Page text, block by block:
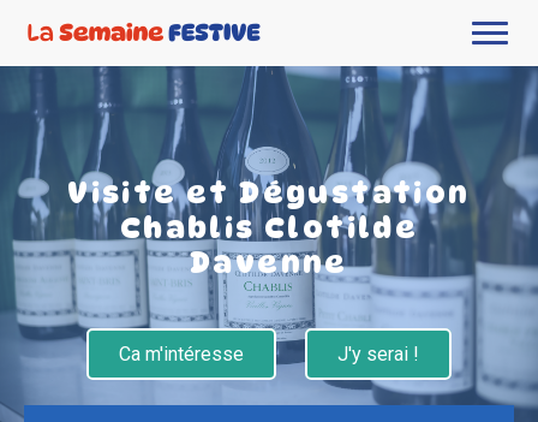
Visite et Dégustation
Chablis Clotilde
Davenne
Ca m'intéresse J'y serai !